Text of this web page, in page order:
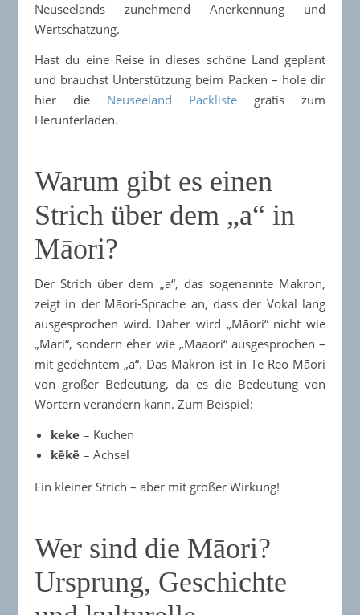
Neuseelands zunehmend Anerkennung und
Wertschätzung.​
Hast du eine Reise in dieses schöne Land geplant
und brauchst Unterstützung beim Packen – hole dir
hier die Neuseeland Packliste gratis zum
Herunterladen.
Warum gibt es einen
Strich über dem „a“ in
Māori?
Der Strich über dem „a“, das sogenannte Makron,
zeigt in der Māori-Sprache an, dass der Vokal lang
ausgesprochen wird. Daher wird „Māori“ nicht wie
„Mari“, sondern eher wie „Maaori“ ausgesprochen –
mit gedehntem „a“. Das Makron ist in Te Reo Māori
von großer Bedeutung, da es die Bedeutung von
Wörtern verändern kann. Zum Beispiel:​
keke = Kuchen​
kēkē = Achsel​
Ein kleiner Strich – aber mit großer Wirkung!​
Wer sind die Māori?
Ursprung, Geschichte